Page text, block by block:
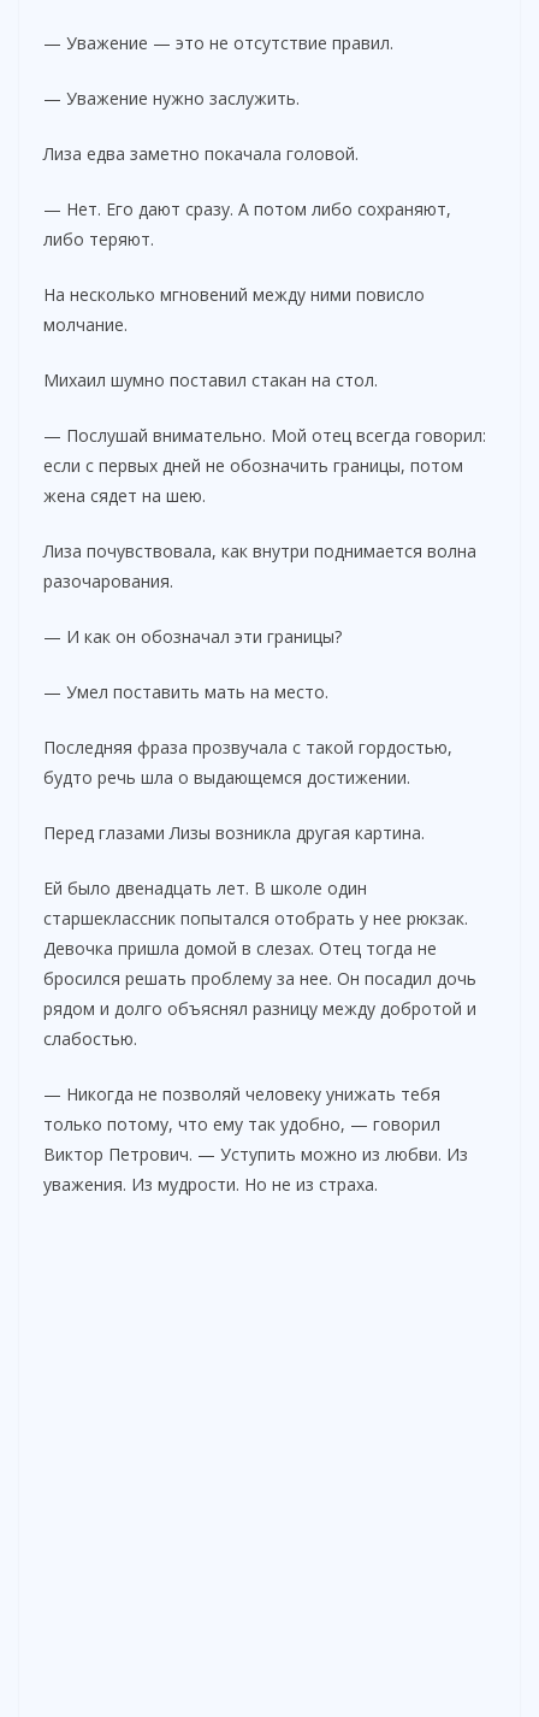
— Уважение — это не отсутствие правил.
— Уважение нужно заслужить.
Лиза едва заметно покачала головой.
— Нет. Его дают сразу. А потом либо сохраняют,
либо теряют.
На несколько мгновений между ними повисло
молчание.
Михаил шумно поставил стакан на стол.
— Послушай внимательно. Мой отец всегда говорил:
если с первых дней не обозначить границы, потом
жена сядет на шею.
Лиза почувствовала, как внутри поднимается волна
разочарования.
— И как он обозначал эти границы?
— Умел поставить мать на место.
Последняя фраза прозвучала с такой гордостью,
будто речь шла о выдающемся достижении.
Перед глазами Лизы возникла другая картина.
Ей было двенадцать лет. В школе один
старшеклассник попытался отобрать у нее рюкзак.
Девочка пришла домой в слезах. Отец тогда не
бросился решать проблему за нее. Он посадил дочь
рядом и долго объяснял разницу между добротой и
слабостью.
— Никогда не позволяй человеку унижать тебя
только потому, что ему так удобно, — говорил
Виктор Петрович. — Уступить можно из любви. Из
уважения. Из мудрости. Но не из страха.